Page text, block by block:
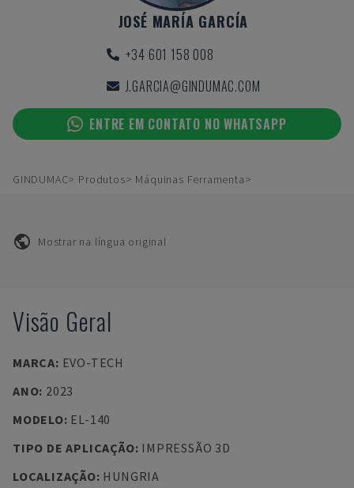
JOSÉ MARÍA GARCÍA
+34 601 158 008
J.GARCIA@GINDUMAC.COM
ENTRE EM CONTATO NO WHATSAPP
GINDUMAC Produtos Máquinas Ferramenta
Mostrar na língua original
Visão Geral
MARCA: EVO-TECH
ANO: 2023
MODELO: EL-140
TIPO DE APLICAÇÃO: IMPRESSÃO 3D
LOCALIZAÇÃO: HUNGRIA